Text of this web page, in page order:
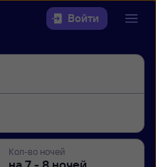
Войти
Кол-во ночей